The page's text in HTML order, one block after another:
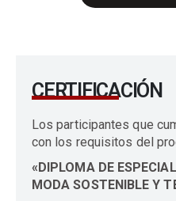
CERTIFICACIÓN
Los participantes que
con los requisitos del
«DIPLOMA DE
MODA SOSTENIBLE Y